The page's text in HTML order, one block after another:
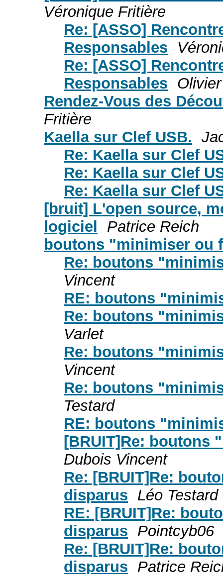
Véronique Fritière
Re: [ASSO]
Responsables
Re: [ASSO]
Responsables
Rendez-Vous des
Fritière
Kaella sur Clef USB.
Re: Kaella sur Clef
Re: Kaella sur Clef
Re: Kaella sur Clef
[bruit] L'open source,
logiciel
Patrice Reich
boutons "minimiser ou
Re: boutons
Vincent
RE: boutons
Re: boutons
Varlet
Re: boutons
Vincent
Re: boutons
Testard
RE: boutons
[BRUIT]Re: boutons
Dubois Vincent
Re: [BRUIT]Re:
disparus Léo Testard
RE: [BRUIT]Re:
disparus Pointcyb06
Re: [BRUIT]Re:
disparus Patrice